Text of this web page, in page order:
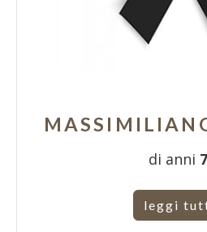
di anni
leggi